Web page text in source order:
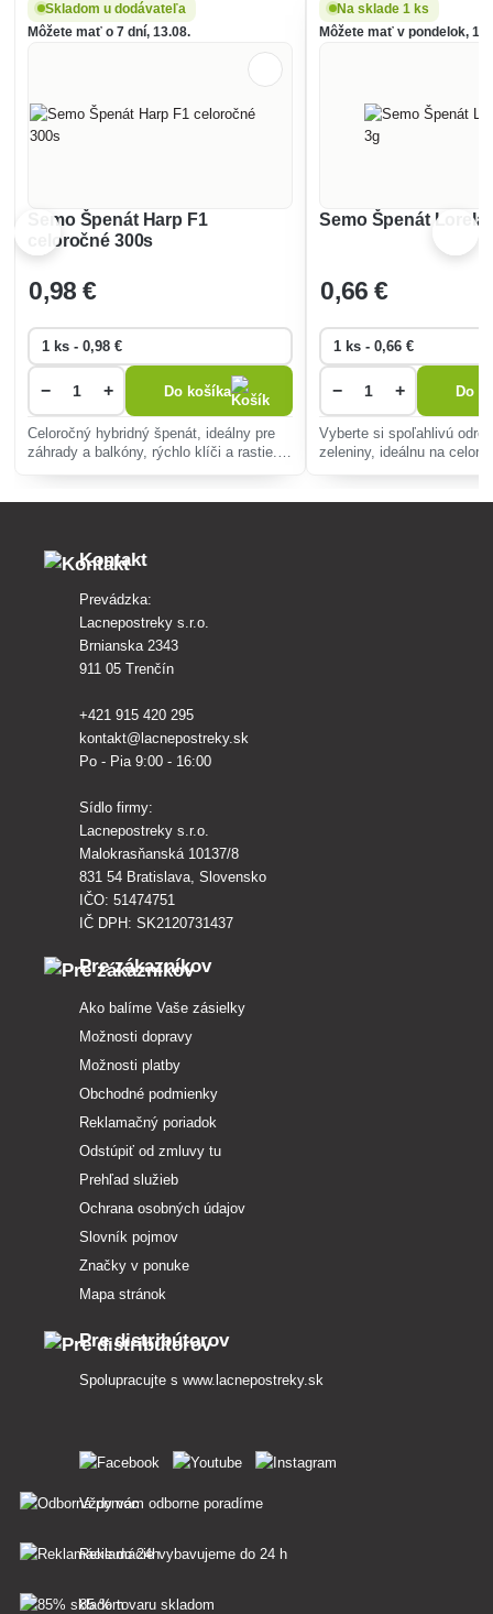
Skladom u dodávateľa
Môžete mať o 7 dní, 13.08.
Semo Špenát Harp F1
celoročné 300s
0,98 €
− + Do košíka
Celoročný hybridný špenát, ideálny pre
záhrady a balkóny, rýchlo klíči a rastie.
Na sklade 1 ks
Môžete mať v pondelok,
Semo Špenát
0,66 €
− + Do
Vyberte si spoľahlivú
zeleniny, ideálnu na
Kontakt
Prevádzka:
Lacnepostreky s.r.o.
Brnianska 2343
911 05 Trenčín
+421 915 420 295
kontakt@lacnepostreky.sk
Po - Pia 9:00 - 16:00
Sídlo firmy:
Lacnepostreky s.r.o.
Malokrasňanská 10137/8
831 54 Bratislava, Slovensko
IČO: 51474751
IČ DPH: SK2120731437
Pre zákazníkov
Ako balíme Vaše zásielky
Možnosti dopravy
Možnosti platby
Obchodné podmienky
Reklamačný poriadok
Odstúpiť od zmluvy tu
Prehľad služieb
Ochrana osobných údajov
Slovník pojmov
Značky v ponuke
Mapa stránok
Pre distribútorov
Spolupracujte s www.lacnepostreky.sk
Vždy vám odborne poradíme
Reklamácie vybavujeme do 24 h
85 % tovaru skladom